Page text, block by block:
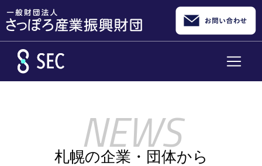
札幌の企業・団体から